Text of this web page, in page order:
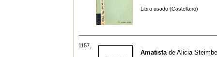
Libro usado (Castellano)
1157.
Amatista de Alicia